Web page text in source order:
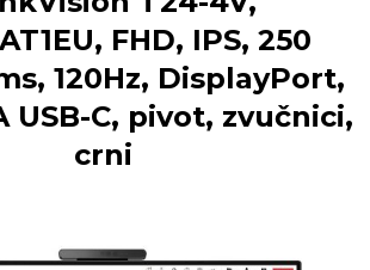
FHD, IPS, 250
120Hz, DisplayPort,
USB-C, pivot, zvučnici,
crni